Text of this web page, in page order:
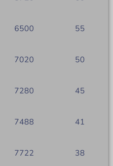
6500 55
7020 50
7280 45
7488 41
7722 38